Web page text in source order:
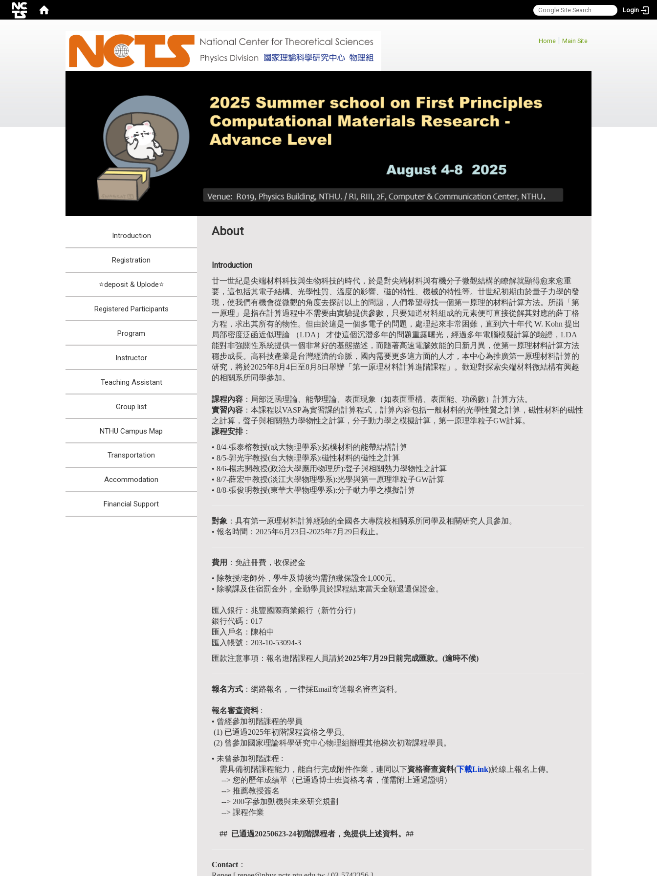
Login
Home| Main Site
Introduction
Registration
⭐deposit & Uplode⭐
Registered Participants
Program
Instructor
Teaching Assistant
Group list
NTHU Campus Map
Transportation
Accommodation
Financial Support
About
Introduction
廿一世紀是尖端材料科技與生物科技的時代，於是對尖端材料與有機分子微觀結構的瞭解就顯得愈來愈重
要，這包括其電子結構、光學性質、溫度的影響、磁的特性、機械的特性等。廿世紀初期由於量子力學的發
現，使我們有機會從微觀的角度去探討以上的問題，人們希望尋找一個第一原理的材料計算方法。所謂「第
一原理」是指在計算過程中不需要由實驗提供參數，只要知道材料組成的元素便可直接從解其對應的薛丁格
方程，求出其所有的物性。但由於這是一個多電子的問題，處理起來非常困難，直到六十年代 W. Kohn 提出
局部密度泛函近似理論 （LDA） 才使這個沉潛多年的問題重露曙光，經過多年電腦模擬計算的驗證，LDA
能對非強關性系統提供一個非常好的基態描述，而隨著高速電腦效能的日新月異，使第一原理材料計算方法
穩步成長。高科技產業是台灣經濟的命脈，國內需要更多這方面的人才，本中心為推廣第一原理材料計算的
研究，將於2025年8月4日至8月8日舉辦「第一原理材料計算進階課程」。歡迎對探索尖端材料微結構有興趣
的相關系所同學參加。
課程內容 ：局部泛函理論、能帶理論、表面現象（如表面重構、表面能、功函數）計算方法。
實習內容 ：本課程以VASP為實習課的計算程式，計算內容包括一般材料的光學性質之計算，磁性材料的磁性
之計算，聲子與相關熱力學物性之計算，分子動力學之模擬計算，第一原理準粒子GW計算。
課程安排：
• 8/4-張泰榕教授(成大物理學系):拓樸材料的能帶結構計算
• 8/5-郭光宇教授(台大物理學系):磁性材料的磁性之計算
•8/6-楊志開教授(政治大學應用物理所):聲子與相關熱力學物性之計算
•8/7-薛宏中教授(淡江大學物理學系):光學與第一原理準粒子GW計算
• 8/8-張俊明教授(東華大學物理學系):分子動力學之模擬計算
對象 ：具有第一原理材料計算經驗的全國各大專院校相關系所同學及相關研究人員參加。
• 報名時間：2025年6月23日-2025年7月29日截止。
費用 ：免註冊費，收保證金
• 除教授/老師外，學生及博後均需預繳保證金1,000元。
• 除曠課及住宿罰金外，全勤學員於課程結束當天全額退還保證金。
匯入銀行：兆豐國際商業銀行（新竹分行）
銀行代碼：017
匯入戶名：陳柏中
匯入帳號：203-10-53094-3
匯款注意事項：報名進階課程人員請於2025年7月29日前完成匯款。(逾時不候)
報名方式 ：網路報名，一律採Email寄送報名審查資料。
報名審查資料:
• 曾經參加初階課程的學員
(1) 已通過2025年初階課程資格之學員。
(2) 曾參加國家理論科學研究中心物理組辦理其他梯次初階課程學員。
• 未曾參加初階課程 :
需具備初階課程能力，能自行完成附件作業，連同以下資格審查資料(下載Link)於線上報名上傳。
--> 您的歷年成績單（已通過博士班資格考者，僅需附上通過證明）
--> 推薦教授簽名
--> 200字參加動機與未來研究規劃
--> 課程作業
## 已通過20250623-24初階課程者，免提供上述資料。##
Contact ：